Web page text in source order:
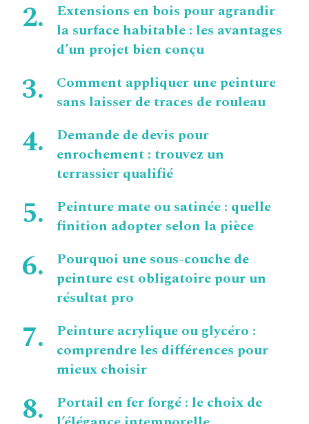
Extensions en bois pour agrandir
la surface habitable : les avantages
d’un projet bien conçu
Comment appliquer une peinture
sans laisser de traces de rouleau
Demande de devis pour
enrochement : trouvez un
terrassier qualifié
Peinture mate ou satinée : quelle
finition adopter selon la pièce
Pourquoi une sous-couche de
peinture est obligatoire pour un
résultat pro
Peinture acrylique ou glycéro :
comprendre les différences pour
mieux choisir
Portail en fer forgé : le choix de